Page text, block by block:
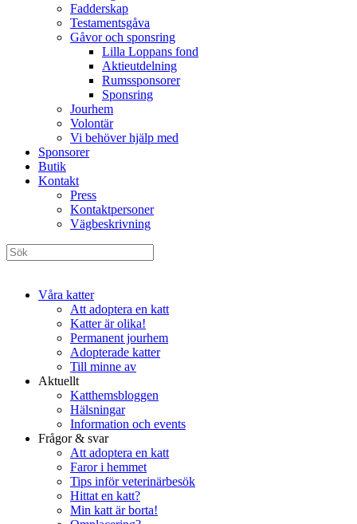
Fadderskap
Testamentsgåva
Gåvor och sponsring
Lilla Loppans fond
Aktieutdelning
Rumssponsorer
Sponsring
Jourhem
Volontär
Vi behöver hjälp med
Sponsorer
Butik
Kontakt
Press
Kontaktpersoner
Vägbeskrivning
Våra katter
Att adoptera en katt
Katter är olika!
Permanent jourhem
Adopterade katter
Till minne av
Aktuellt
Katthemsbloggen
Hälsningar
Information och events
Frågor & svar
Att adoptera en katt
Faror i hemmet
Tips inför veterinärbesök
Hittat en katt?
Min katt är borta!